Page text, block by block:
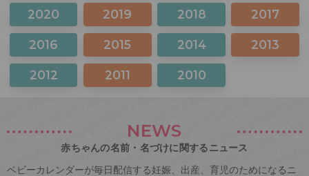
2020 2019 2018 2017
2016 2015 2014 2013
2012 2011 2010
NEWS
赤ちゃんの名前・名づけに関するニュース
ベビーカレンダーが毎日配信する妊娠、出産、育児のためになるニ